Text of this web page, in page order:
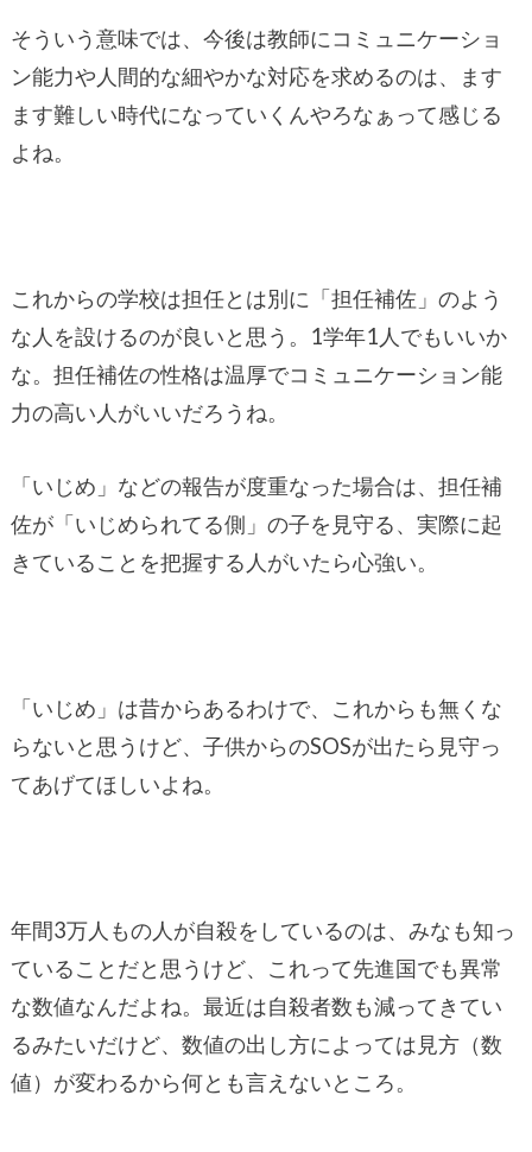
そういう意味では、今後は教師にコミュニケーショ
ン能力や人間的な細やかな対応を求めるのは、ます
ます難しい時代になっていくんやろなぁって感じる
よね。
これからの学校は担任とは別に「担任補佐」のよう
な人を設けるのが良いと思う。1学年1人でもいいか
な。担任補佐の性格は温厚でコミュニケーション能
力の高い人がいいだろうね。
「いじめ」などの報告が度重なった場合は、担任補
佐が「いじめられてる側」の子を見守る、実際に起
きていることを把握する人がいたら心強い。
「いじめ」は昔からあるわけで、これからも無くな
らないと思うけど、子供からのSOSが出たら見守っ
てあげてほしいよね。
年間3万人もの人が自殺をしているのは、みなも知っ
ていることだと思うけど、これって先進国でも異常
な数値なんだよね。最近は自殺者数も減ってきてい
るみたいだけど、数値の出し方によっては見方（数
値）が変わるから何とも言えないところ。